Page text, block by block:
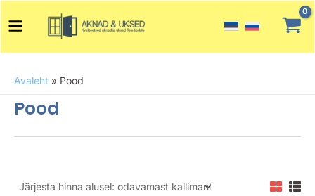
Menu
Avaleht » Pood
Pood